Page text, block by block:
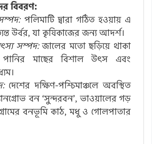
বিবরণ:
পলিমাটি দ্বারা গঠিত হওয়ায় এ
উর্বর, যা কৃষিকাজের জন্য আদর্শ।
সম্পদ:জালের মতো ছড়িয়ে থাকা
পানির মাছের বিশাল উৎস এবং
দেশের দক্ষিণ-পশ্চিমাঞ্চলে অবস্থিত
বন ‘সুন্দরবন’, ভাওয়ালের গড়
বনভূমি কাঠ, মধু ও গোলপাতার